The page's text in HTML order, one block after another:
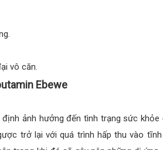
vô căn.
Ebewe
ảnh hưởng đến tình trạng sức khỏe
trở lại với quá trình hấp thu vào tĩnh